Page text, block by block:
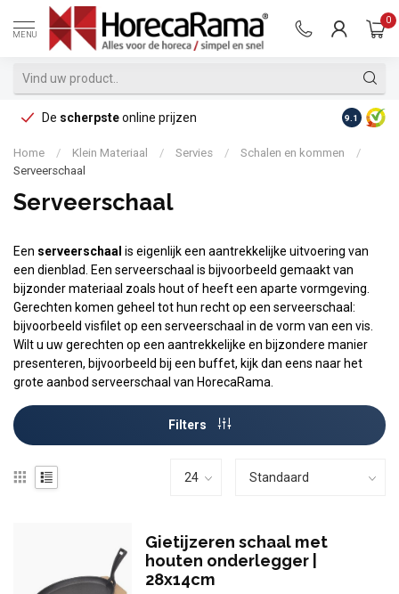
MENU
0
De scherpsteonline prijzen Op
9.1
Home / Klein Materiaal / Servies / Schalen en kommen
/
Serveerschaal
Serveerschaal
Een serveerschaal is eigenlijk een aantrekkelijke uitvoering van
een dienblad. Een serveerschaal is bijvoorbeeld gemaakt van
bijzonder materiaal zoals hout of heeft een aparte vormgeving.
Gerechten komen geheel tot hun recht op een serveerschaal:
bijvoorbeeld visfilet op een serveerschaal in de vorm van een vis.
Wilt u uw gerechten op een aantrekkelijke en bijzondere manier
presenteren, bijvoorbeeld bij een buffet, kijk dan eens naar het
grote aanbod serveerschaal van HorecaRama.
Filters
Gietijzeren schaal met
houten onderlegger |
28x14cm